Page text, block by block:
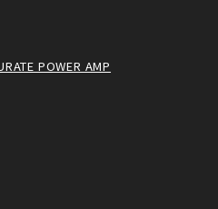
POWER AMP